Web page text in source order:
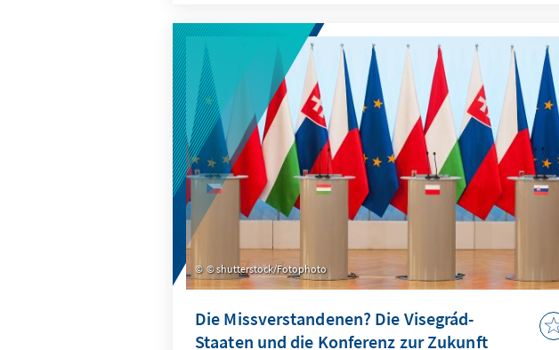
© shutterstock/Fotophoto
Die Missverstandenen? Die Visegrád-
Staaten und die Konferenz zur Zukunft